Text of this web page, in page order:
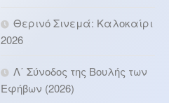
Θερινό Σινεμά: Καλοκαίρι
2026
Λ΄ Σύνοδος της Βουλής των
Εφήβων (2026)